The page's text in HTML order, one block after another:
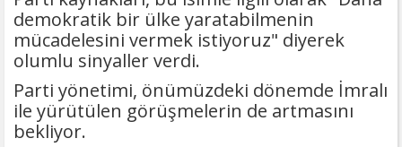
demokratik bir ülke yaratabilmenin
mücadelesini vermek istiyoruz" diyerek
olumlu sinyaller verdi.
Parti yönetimi, önümüzdeki dönemde İmralı
ile yürütülen görüşmelerin de artmasını
bekliyor.